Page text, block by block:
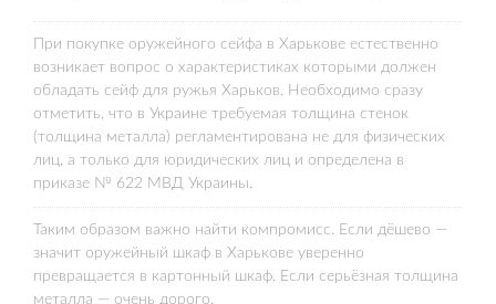
При покупке оружейного сейфа в Харькове естественно
возникает вопрос о характеристиках которыми должен
обладать сейф для ружья Харьков. Необходимо сразу
отметить, что в Украине требуемая толщина стенок
(толщина металла) регламентирована не для физических
лиц, а только для юридических лиц и определена в
приказе № 622 МВД Украины.
Таким образом важно найти компромисс. Если дёшево —
значит оружейный шкаф в Харькове уверенно
превращается в картонный шкаф. Если серьёзная толщина
металла — очень дорого.